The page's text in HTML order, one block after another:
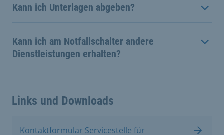
Kann ich Unterlagen abgeben?
Kann ich am Notfallschalter andere
Dienstleistungen erhalten?
Links und Downloads
Kontaktformular Servicestelle für